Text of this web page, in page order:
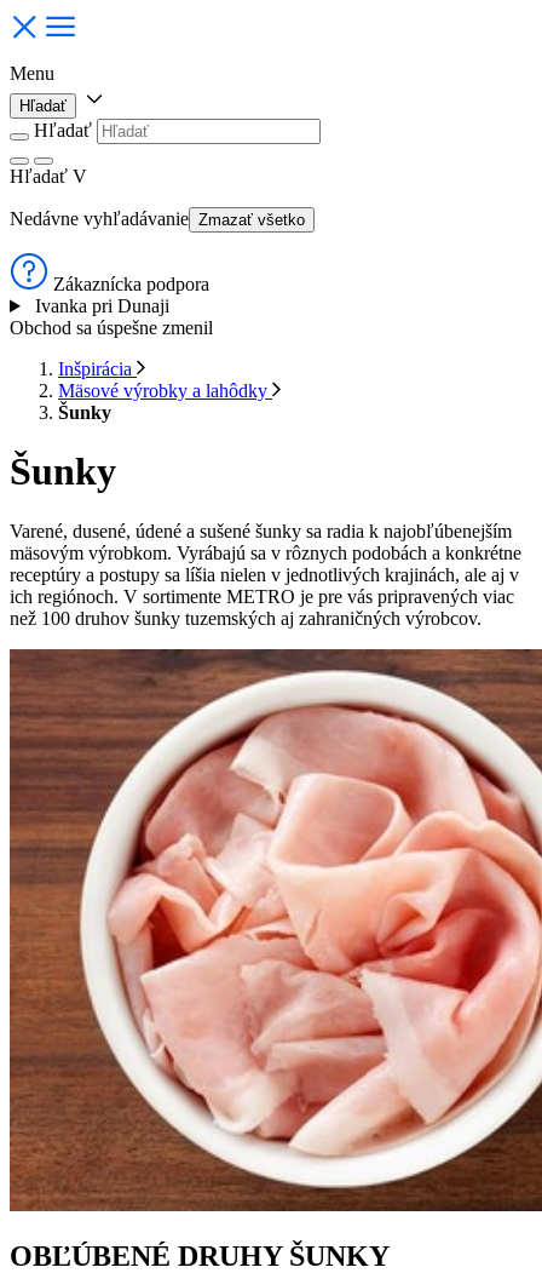
Menu
Hľadať
Hľadať
Hľadať V
Nedávne vyhľadávanie Zmazať všetko
Zákaznícka podpora
Ivanka pri Dunaji
Obchod sa úspešne zmenil
Inšpirácia
Mäsové výrobky a lahôdky
Šunky
Šunky
Varené, dusené, údené a sušené šunky sa radia k najobľúbenejším
mäsovým výrobkom. Vyrábajú sa v rôznych podobách a konkrétne
receptúry a postupy sa líšia nielen v jednotlivých krajinách, ale aj v
ich regiónoch. V sortimente METRO je pre vás pripravených viac
než 100 druhov šunky tuzemských aj zahraničných výrobcov.
OBĽÚBENÉ DRUHY ŠUNKY